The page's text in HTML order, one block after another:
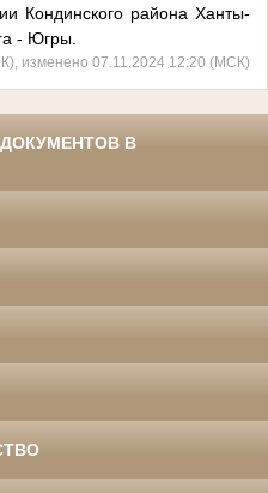
Кондинского района Ханты-
- Югры.
изменено 07.11.2024 12:20 (МСК)
В